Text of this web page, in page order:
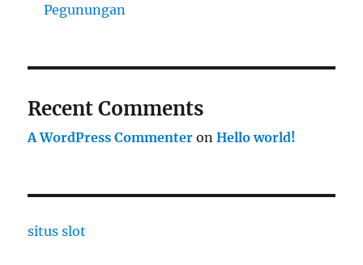
Pegunungan
Recent Comments
A WordPress Commenter onHello world!
situs slot